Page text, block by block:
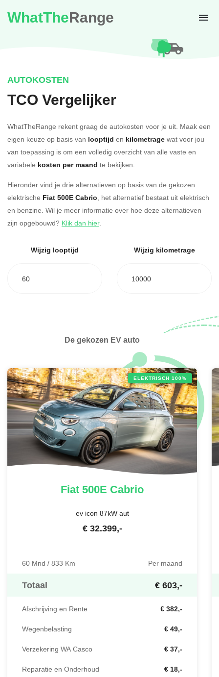
WhatTheRange
AUTOKOSTEN
TCO Vergelijker
WhatTheRange rekent graag de autokosten voor je uit. Maak een
eigen keuze op basis van looptijd en kilometrage wat voor jou
van toepassing is om een volledig overzicht van alle vaste en
variabele kosten per maand te bekijken.
Hieronder vind je drie alternatieven op basis van de gekozen
elektrische Fiat 500E Cabrio, het alternatief bestaat uit elektrisch
en benzine. Wil je meer informatie over hoe deze alternatieven
zijn opgebouwd? Klik dan hier.
Wijzig looptijd
60
Wijzig kilometrage
10000
De gekozen EV auto
ELEKTRISCH 100%
Fiat500E Cabrio
ev icon 87kW aut
€ 32.399,-
60 Mnd / 833 Km Per maand
Totaal € 603,-
Afschrijving en Rente € 382,-
Wegenbelasting € 49,-
Verzekering WA Casco € 37,-
Reparatie en Onderhoud € 18,-